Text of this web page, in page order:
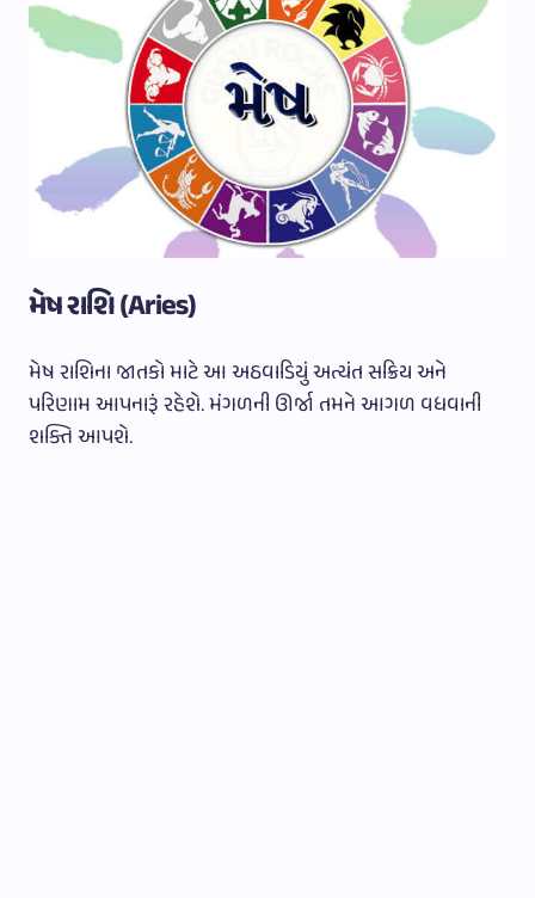
મેષ રાશિ (Aries)
મેષ રાશિના જાતકો માટે આ અઠવાડિયું અત્યંત સક્રિય અને
પરિણામ આપનારૂં રહેશે. મંગળની ઊર્જા તમને આગળ વધવાની
શક્તિ આપશે.